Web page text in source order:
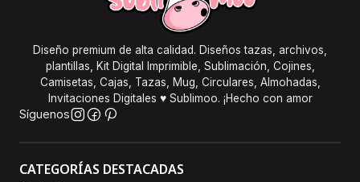
Diseño premium de alta calidad. Diseños tazas, archivos,
plantillas, Kit Digital Imprimible, Sublimación, Cojines,
Camisetas, Cajas, Tazas, Mug, Circulares, Almohadas,
Invitaciones Digitales ♥ Sublimoo. ¡Hecho con amor
Síguenos
CATEGORÍAS DESTACADAS